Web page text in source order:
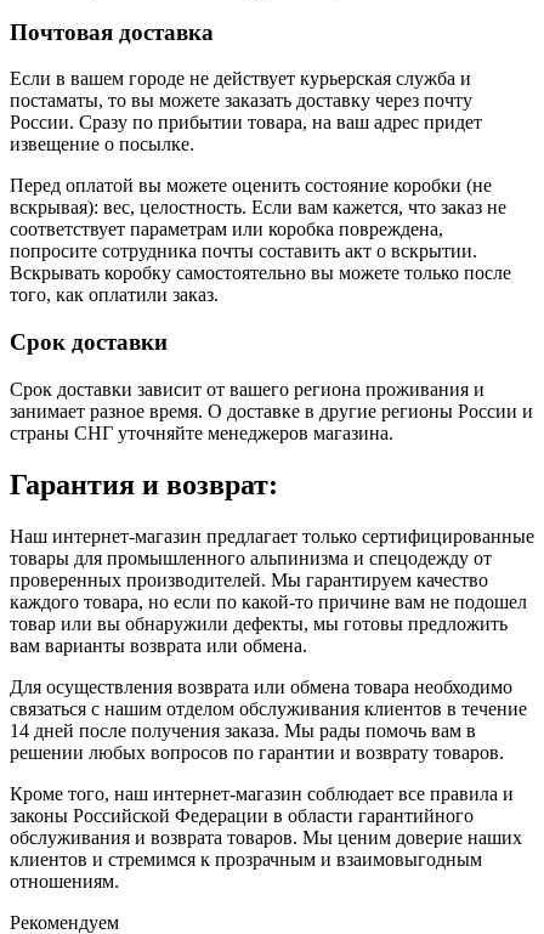
Почтовая доставка
Если в вашем городе не действует курьерская служба и
постаматы, то вы можете заказать доставку через почту
России. Сразу по прибытии товара, на ваш адрес придет
извещение о посылке.
Перед оплатой вы можете оценить состояние коробки (не
вскрывая): вес, целостность. Если вам кажется, что заказ не
соответствует параметрам или коробка повреждена,
попросите сотрудника почты составить акт о вскрытии.
Вскрывать коробку самостоятельно вы можете только после
того, как оплатили заказ.
Срок доставки
Срок доставки зависит от вашего региона проживания и
занимает разное время. О доставке в другие регионы России и
страны СНГ уточняйте менеджеров магазина.
Гарантия и возврат:
Наш интернет-магазин предлагает только сертифицированные
товары для промышленного альпинизма и спецодежду от
проверенных производителей. Мы гарантируем качество
каждого товара, но если по какой-то причине вам не подошел
товар или вы обнаружили дефекты, мы готовы предложить
вам варианты возврата или обмена.
Для осуществления возврата или обмена товара необходимо
связаться с нашим отделом обслуживания клиентов в течение
14 дней после получения заказа. Мы рады помочь вам в
решении любых вопросов по гарантии и возврату товаров.
Кроме того, наш интернет-магазин соблюдает все правила и
законы Российской Федерации в области гарантийного
обслуживания и возврата товаров. Мы ценим доверие наших
клиентов и стремимся к прозрачным и взаимовыгодным
отношениям.
Рекомендуем